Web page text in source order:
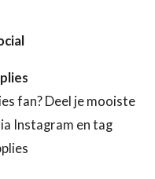
fan? Deel je mooiste
Instagram en tag